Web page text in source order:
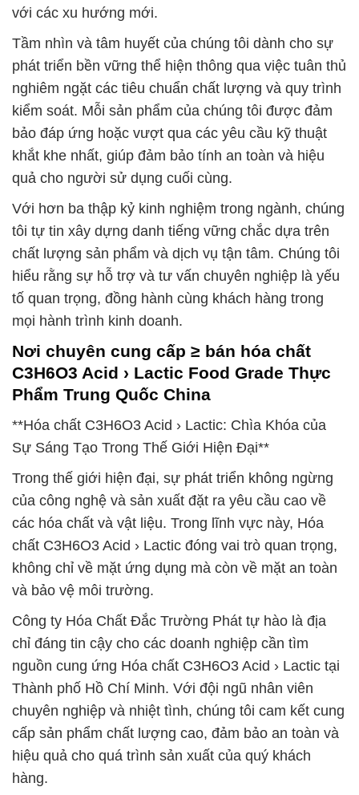
với các xu hướng mới.
Tầm nhìn và tâm huyết của chúng tôi dành cho sự
phát triển bền vững thể hiện thông qua việc tuân thủ
nghiêm ngặt các tiêu chuẩn chất lượng và quy trình
kiểm soát. Mỗi sản phẩm của chúng tôi được đảm
bảo đáp ứng hoặc vượt qua các yêu cầu kỹ thuật
khắt khe nhất, giúp đảm bảo tính an toàn và hiệu
quả cho người sử dụng cuối cùng.
Với hơn ba thập kỷ kinh nghiệm trong ngành, chúng
tôi tự tin xây dựng danh tiếng vững chắc dựa trên
chất lượng sản phẩm và dịch vụ tận tâm. Chúng tôi
hiểu rằng sự hỗ trợ và tư vấn chuyên nghiệp là yếu
tố quan trọng, đồng hành cùng khách hàng trong
mọi hành trình kinh doanh.
Nơi chuyên cung cấp ≥ bán hóa chất
C3H6O3 Acid › Lactic Food Grade Thực
Phẩm Trung Quốc China
**Hóa chất C3H6O3 Acid › Lactic: Chìa Khóa của
Sự Sáng Tạo Trong Thế Giới Hiện Đại**
Trong thế giới hiện đại, sự phát triển không ngừng
của công nghệ và sản xuất đặt ra yêu cầu cao về
các hóa chất và vật liệu. Trong lĩnh vực này, Hóa
chất C3H6O3 Acid › Lactic đóng vai trò quan trọng,
không chỉ về mặt ứng dụng mà còn về mặt an toàn
và bảo vệ môi trường.
Công ty Hóa Chất Đắc Trường Phát tự hào là địa
chỉ đáng tin cậy cho các doanh nghiệp cần tìm
nguồn cung ứng Hóa chất C3H6O3 Acid › Lactic tại
Thành phố Hồ Chí Minh. Với đội ngũ nhân viên
chuyên nghiệp và nhiệt tình, chúng tôi cam kết cung
cấp sản phẩm chất lượng cao, đảm bảo an toàn và
hiệu quả cho quá trình sản xuất của quý khách
hàng.